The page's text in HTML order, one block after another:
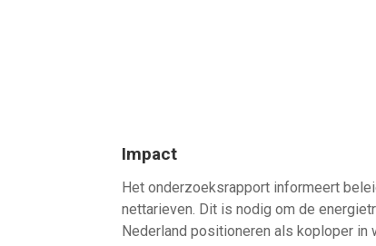
Impact
Het onderzoeksrapport informeert
nettarieven. Dit is nodig om de
Nederland positioneren als koploper in